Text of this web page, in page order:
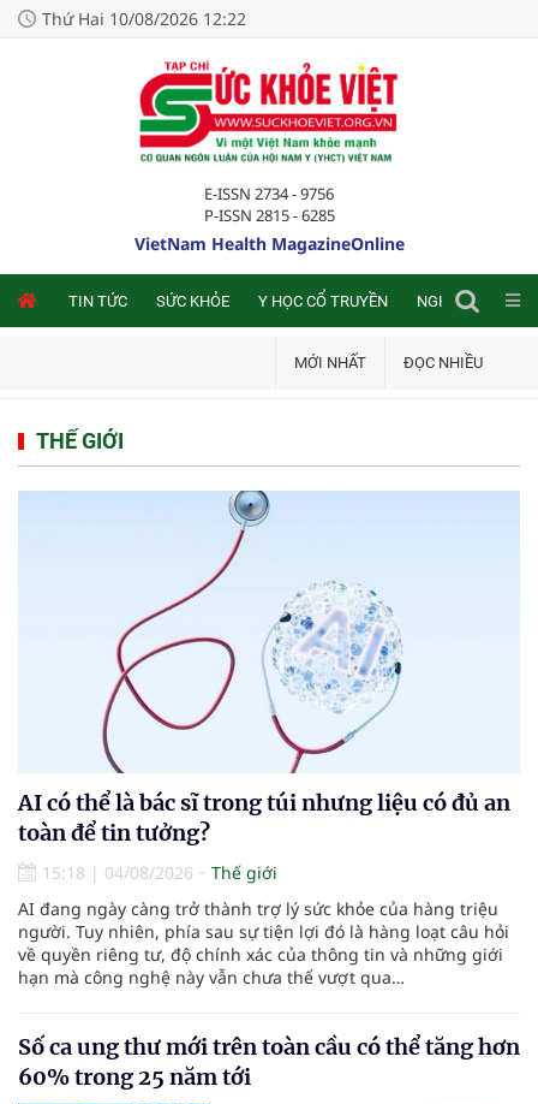
Thứ Hai 10/08/2026 12:22
E-ISSN 2734 - 9756
P-ISSN 2815 - 6285
VietNam Health MagazineOnline
TIN TỨC SỨC KHỎE Y HỌC CỔ TRUYỀN NGHIÊN CỨU
MỚI NHẤT ĐỌC NHIỀU
THẾ GIỚI
AI có thể là bác sĩ trong túi nhưng liệu có đủ an
toàn để tin tưởng?
15:18 | 04/08/2026
Thế giới
AI đang ngày càng trở thành trợ lý sức khỏe của hàng triệu
người. Tuy nhiên, phía sau sự tiện lợi đó là hàng loạt câu hỏi
về quyền riêng tư, độ chính xác của thông tin và những giới
hạn mà công nghệ này vẫn chưa thể vượt qua…
Số ca ung thư mới trên toàn cầu có thể tăng hơn
60% trong 25 năm tới